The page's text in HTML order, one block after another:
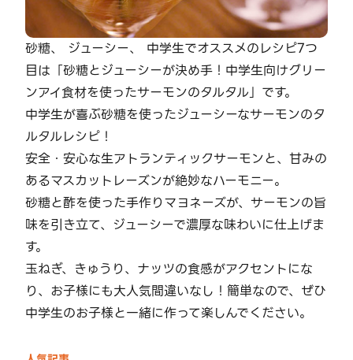
砂糖、 ジューシー、 中学生でオススメのレシピ7つ
目は「砂糖とジューシーが決め手！中学生向けグリー
ンアイ食材を使ったサーモンのタルタル」です。
中学生が喜ぶ砂糖を使ったジューシーなサーモンのタ
ルタルレシピ！
安全・安心な生アトランティックサーモンと、甘みの
あるマスカットレーズンが絶妙なハーモニー。
砂糖と酢を使った手作りマヨネーズが、サーモンの旨
味を引き立て、ジューシーで濃厚な味わいに仕上げま
す。
玉ねぎ、きゅうり、ナッツの食感がアクセントにな
り、お子様にも大人気間違いなし！簡単なので、ぜひ
中学生のお子様と一緒に作って楽しんでください。